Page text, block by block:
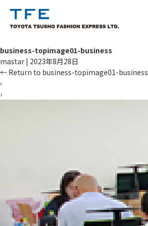
business-topimage01-business
mastar | 2023年8月28日
← Return to business-topimage01-business
‹
›